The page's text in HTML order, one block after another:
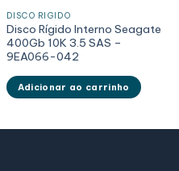
DISCO RÍGIDO
Disco Rígido Interno Seagate
400Gb 10K 3.5 SAS –
9EA066-042
Adicionar ao carrinho